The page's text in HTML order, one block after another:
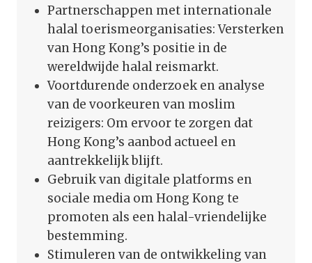
Partnerschappen met internationale
halal toerismeorganisaties: Versterken
van Hong Kong’s positie in de
wereldwijde halal reismarkt.
Voortdurende onderzoek en analyse
van de voorkeuren van moslim
reizigers: Om ervoor te zorgen dat
Hong Kong’s aanbod actueel en
aantrekkelijk blijft.
Gebruik van digitale platforms en
sociale media om Hong Kong te
promoten als een halal-vriendelijke
bestemming.
Stimuleren van de ontwikkeling van